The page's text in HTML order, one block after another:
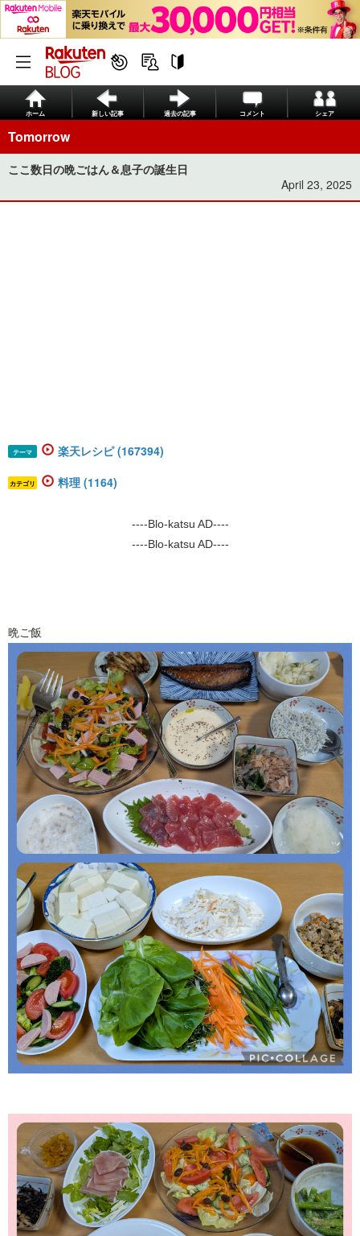
ホーム 新しい記事 過去の記事 コメント シェア
Tomorrow
ここ数日の晩ごはん＆息子の誕生日
April 23, 2025
テーマ 楽天レシピ (167394)
カテゴリ 料理 (1164)
----Blo-katsu AD----
----Blo-katsu AD----
晩ご飯